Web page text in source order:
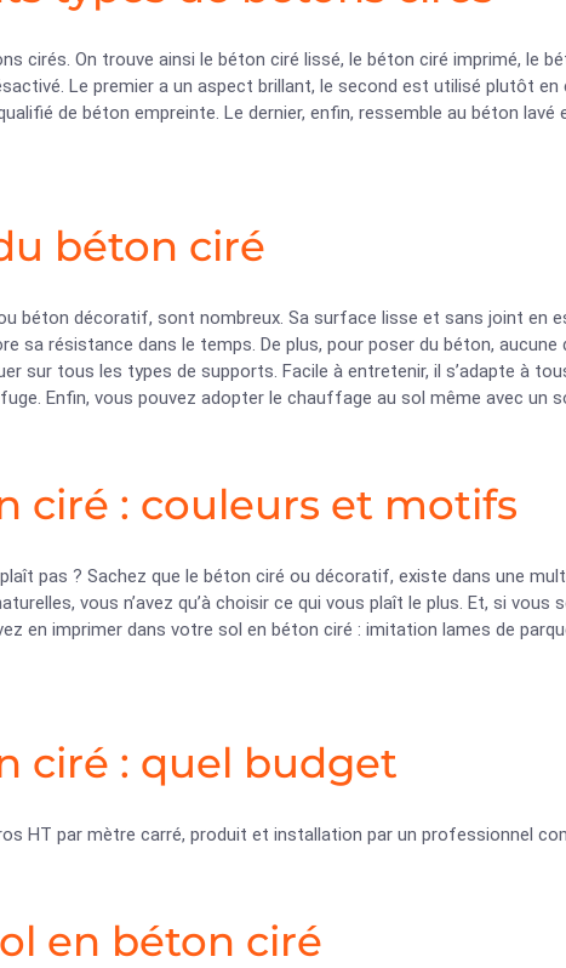
cirés. On trouve ainsi le béton ciré lissé, le béton ciré imprimé, le
Le premier a un aspect brillant, le second est utilisé plutôt en
de béton empreinte. Le dernier, enfin, ressemble au béton
béton ciré
béton décoratif, sont nombreux. Sa surface lisse et sans joint en
sa résistance dans le temps. De plus, pour poser du béton, aucune
sur tous les types de supports. Facile à entretenir, il s’adapte à
Enfin, vous pouvez adopter le chauffage au sol même avec un
ciré : couleurs et motifs
pas ? Sachez que le béton ciré ou décoratif, existe dans une
vous n’avez qu’à choisir ce qui vous plaît le plus. Et, si vous
en imprimer dans votre sol en béton ciré : imitation lames de
ciré : quel budget
HT par mètre carré, produit et installation par un professionnel
en béton ciré